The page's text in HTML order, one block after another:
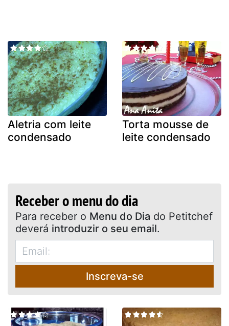
Aletria com leite
condensado
Torta mousse de
leite condensado
Receber o menu do dia
Para receber o Menu do Dia do Petitchef
deverá introduzir o seu email.
Inscreva-se